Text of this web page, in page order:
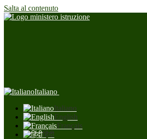
Salta al contenuto
Italiano
Italiano
English
Français
हिंदी